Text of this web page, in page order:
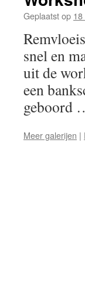
Geplaatst op
snel en
uit de
een
geboord
Meer galerijen |